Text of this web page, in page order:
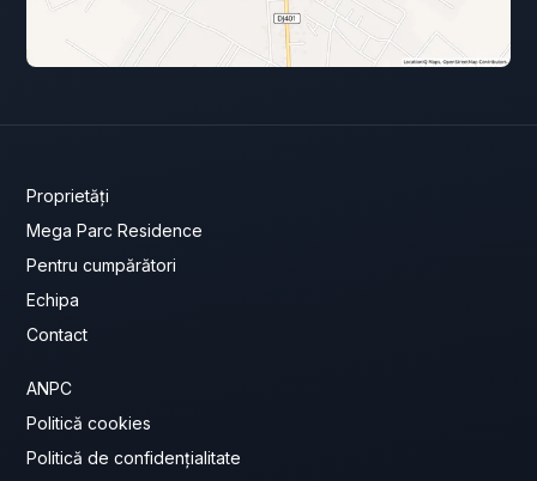
Proprietăți
Mega Parc Residence
Pentru cumpărători
Echipa
Contact
ANPC
Politică cookies
Politică de confidențialitate